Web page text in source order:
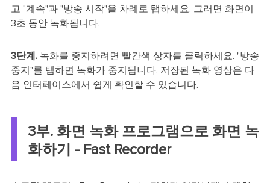
고 "계속"과 "방송 시작"을 차례로 탭하세요. 그러면 화면이
3초 동안 녹화됩니다.
3단계.녹화를 중지하려면 빨간색 상자를 클릭하세요. "방송
중지"를 탭하면 녹화가 중지됩니다. 저장된 녹화 영상은 다
음 인터페이스에서 쉽게 확인할 수 있습니다.
3부. 화면 녹화 프로그램으로 화면 녹
화하기 - Fast Recorder